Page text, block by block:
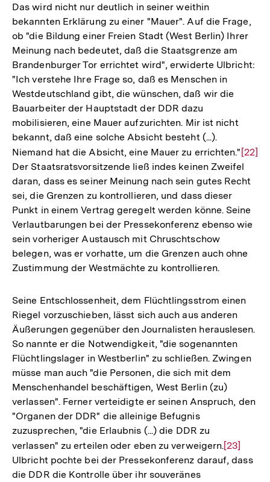
Das wird nicht nur deutlich in seiner weithin
bekannten Erklärung zu einer "Mauer". Auf die Frage,
ob "die Bildung einer Freien Stadt (West Berlin) Ihrer
Meinung nach bedeutet, daß die Staatsgrenze am
Brandenburger Tor errichtet wird", erwiderte Ulbricht:
"Ich verstehe Ihre Frage so, daß es Menschen in
Westdeutschland gibt, die wünschen, daß wir die
Bauarbeiter der Hauptstadt der DDR dazu
mobilisieren, eine Mauer aufzurichten. Mir ist nicht
bekannt, daß eine solche Absicht besteht (...).
Niemand hat die Absicht, eine Mauer zu errichten." Zur
der
[22]
Der Staatsratsvorsitzende ließ indes keinen Zweifel
daran, dass es seiner Meinung nach sein gutes Recht
sei, die Grenzen zu kontrollieren, und dass dieser
Punkt in einem Vertrag geregelt werden könne. Seine
Verlautbarungen bei der Pressekonferenz ebenso wie
sein vorheriger Austausch mit Chruschtschow
belegen, was er vorhatte, um die Grenzen auch ohne
Zustimmung der Westmächte zu kontrollieren.
Seine Entschlossenheit, dem Flüchtlingsstrom einen
Riegel vorzuschieben, lässt sich auch aus anderen
Äußerungen gegenüber den Journalisten herauslesen.
So nannte er die Notwendigkeit, "die sogenannten
Flüchtlingslager in Westberlin" zu schließen. Zwingen
müsse man auch "die Personen, die sich mit dem
Menschenhandel beschäftigen, West Berlin (zu)
verlassen". Ferner verteidigte er seinen Anspruch, den
"Organen der DDR" die alleinige Befugnis
zuzusprechen, "die Erlaubnis (...) die DDR zu
verlassen" zu erteilen oder eben zu verweigern.Zur
Auflösung
[23]
Ulbricht pochte bei der Pressekonferenz darauf, dass
die DDR die Kontrolle über ihr souveränes